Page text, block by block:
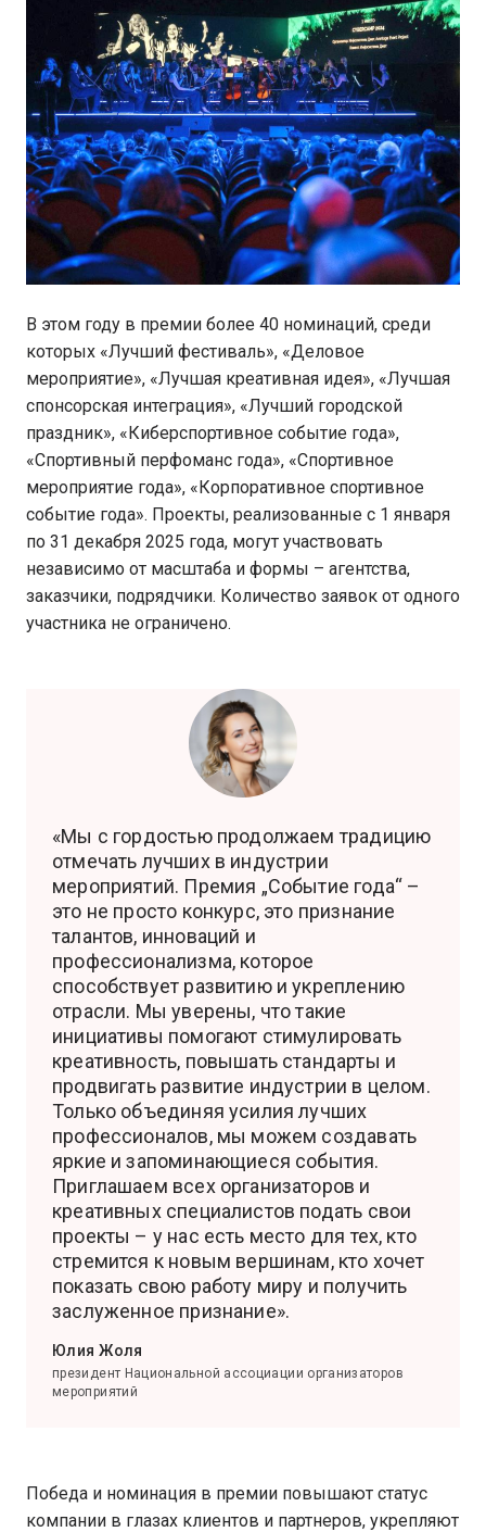
В этом году в премии более 40 номинаций, среди
которых «Лучший фестиваль», «Деловое
мероприятие», «Лучшая креативная идея», «Лучшая
спонсорская интеграция», «Лучший городской
праздник», «Киберспортивное событие года»,
«Спортивный перфоманс года», «Спортивное
мероприятие года», «Корпоративное спортивное
событие года». Проекты, реализованные с 1 января
по 31 декабря 2025 года, могут участвовать
независимо от масштаба и формы – агентства,
заказчики, подрядчики. Количество заявок от одного
участника не ограничено.
«Мы с гордостью продолжаем традицию
отмечать лучших в индустрии
мероприятий. Премия „Событие года“ –
это не просто конкурс, это признание
талантов, инноваций и
профессионализма, которое
способствует развитию и укреплению
отрасли. Мы уверены, что такие
инициативы помогают стимулировать
креативность, повышать стандарты и
продвигать развитие индустрии в целом.
Только объединяя усилия лучших
профессионалов, мы можем создавать
яркие и запоминающиеся события.
Приглашаем всех организаторов и
креативных специалистов подать свои
проекты – у нас есть место для тех, кто
стремится к новым вершинам, кто хочет
показать свою работу миру и получить
заслуженное признание».
Юлия Жоля
президент Национальной ассоциации организаторов
мероприятий
Победа и номинация в премии повышают статус
компании в глазах клиентов и партнеров, укрепляют